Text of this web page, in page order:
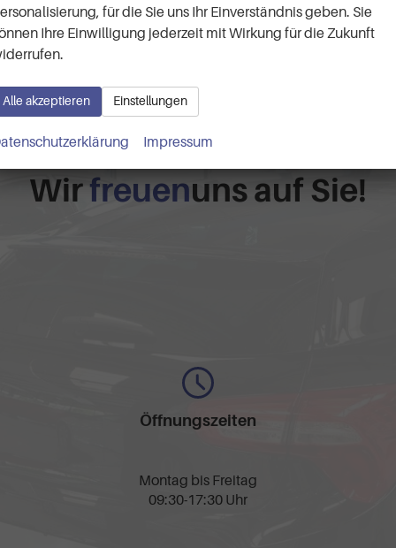
Kontaktaufnahme
wir Ihnen behilflich
Wirfreuenuns auf Sie!
Öffnungszeiten
Montag bis Freitag
09:30-17:30 Uhr
für die Sie uns Ihr Einverständnis geben. Sie
Ihre Einwilligung jederzeit mit Wirkung für die Zukunft
Alle akzeptieren Einstellungen
Impressum